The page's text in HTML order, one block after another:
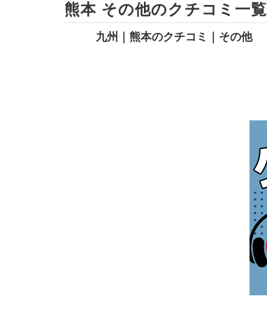
熊本 その他のクチコミ一覧
九州｜熊本のクチコミ｜その他